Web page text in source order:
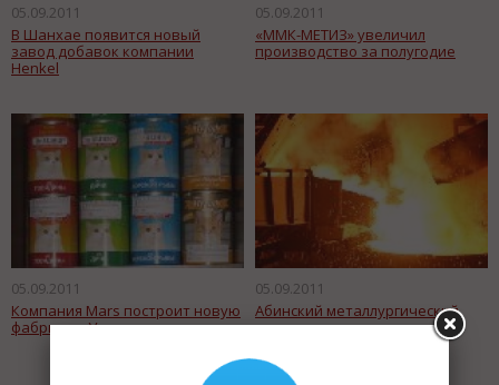
05.09.2011
В Шанхае появится новый
завод добавок компании
Нenkel
05.09.2011
«ММК-МЕТИЗ» увеличил
производство за полугодие
05.09.2011
Компания Mars построит новую
фабрику в Ульяновске
05.09.2011
Абинский металлургический
завод планирует построить